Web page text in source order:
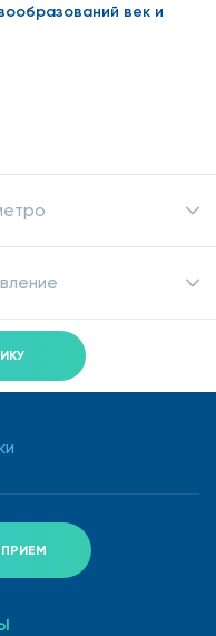
век и